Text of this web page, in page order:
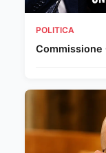
POLITICA
Commissione